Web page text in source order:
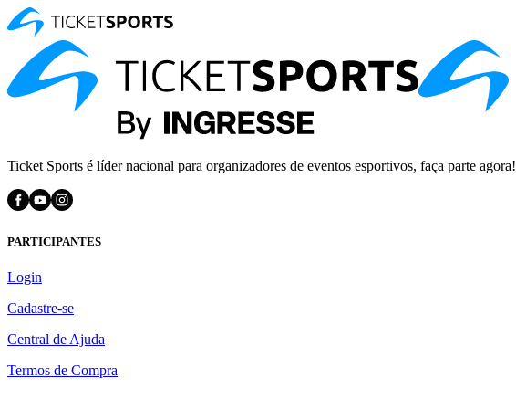
Ticket Sports é líder nacional para organizadores de eventos esportivos, faça parte agora!
PARTICIPANTES
Login
Cadastre-se
Central de Ajuda
Termos de Compra